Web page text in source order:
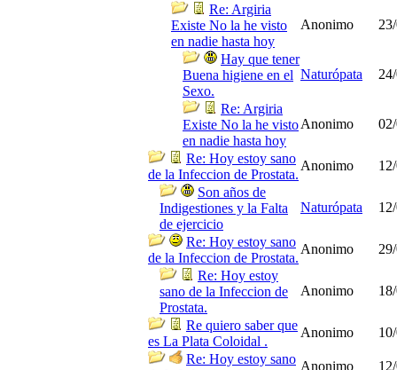
Re: Argiria
Existe No la he visto
en nadie hasta hoy
Anonimo
Hay que tener
Buena higiene en el
Sexo.
Naturópata
Re: Argiria
Existe No la he visto
en nadie hasta hoy
Anonimo
Re: Hoy estoy sano
de la Infeccion de Prostata.
Anonimo
Son años de
Indigestiones y la Falta
de ejercicio
Naturópata
Re: Hoy estoy sano
de la Infeccion de Prostata.
Anonimo
Re: Hoy estoy
sano de la Infeccion de
Prostata.
Anonimo
Re quiero saber que
es La Plata Coloidal .
Anonimo
Re: Hoy estoy sano Anonimo